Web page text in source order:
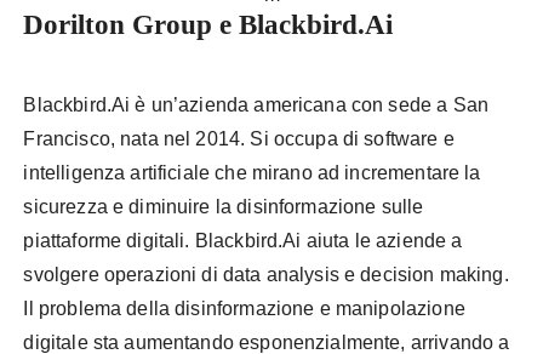
Dorilton Group e Blackbird.Ai
Blackbird.Ai è un’azienda americana con sede a San
Francisco, nata nel 2014. Si occupa di software e
intelligenza artificiale che mirano ad incrementare la
sicurezza e diminuire la disinformazione sulle
piattaforme digitali. Blackbird.Ai aiuta le aziende a
svolgere operazioni di data analysis e decision making.
Il problema della disinformazione e manipolazione
digitale sta aumentando esponenzialmente, arrivando a